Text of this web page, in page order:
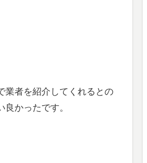
業者を紹介してくれるとの
かったです。